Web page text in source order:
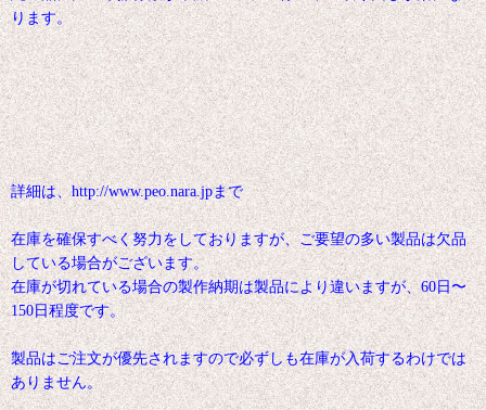
ります。
詳細は、http://www.peo.nara.jpまで
在庫を確保すべく努力をしておりますが、ご要望の多い製品は欠品
している場合がございます。
在庫が切れている場合の製作納期は製品により違いますが、60日〜
150日程度です。
製品はご注文が優先されますので必ずしも在庫が入荷するわけでは
ありません。